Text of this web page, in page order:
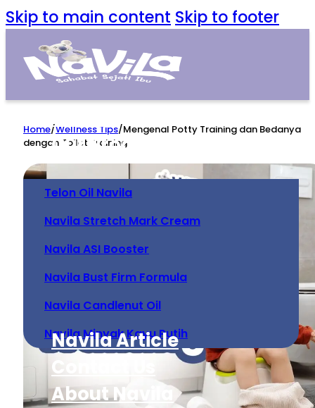
Skip to main content Skip to footer
Home
Our Product
Telon Oil Navila
Navila Stretch Mark Cream
Navila ASI Booster
Navila Bust Firm Formula
Navila Candlenut Oil
Navila Minyak Kayu Putih
Navila Article
Contact Us
About Navila
Home/Wellness Tips/Mengenal Potty Training dan Bedanya
dengan Toilet Training